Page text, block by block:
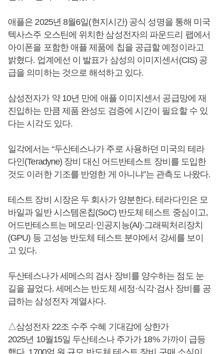
애플은 2025년 8월6일(현지시간) 공식 성명을 통해 미국
텍사스주 오스틴에 위치한 삼성전자의 파운드리 팹에서
아이폰을 포함한 애플 제품에 칩을 공급할 예정이라고
밝혔다. 업계에선 이 발표가 삼성의 이미지센서(CIS) 공
급을 의미하는 것으로 해석하고 있다.
삼성전자가 약 10년 만에 애플 이미지센서 공급망에 재
진입하는 만큼 제품 완성도 검증에 시간이 필요할 수 있
다는 시각도 있다.
일각에서는 “두산테스나가 주로 사용하던 미국의 테라
다인(Teradyne) 장비 대신 어드반테스트 장비를 도입한
것도 이러한 기조를 반영한 게 아니냐”는 관측도 나왔다.
테스트 장비 시장은 두 회사가 양분한다. 테라다인은 모
바일과 일반 시스템온칩(SoC) 반도체 테스트 중심이고,
어드반테스트는 메모리·인공지능(AI)·그래픽처리장치
(GPU) 등 고성능 반도체 테스트 분야에서 강세를 보이
고 있다.
두산테스나가 세메스의 검사 장비를 양수하는 점도 눈
길을 끌었다. 세메스는 반도체 세정·식각·검사 장비를 공
급하는 삼성전자 계열사다.
△삼성전자 22조 수주 수혜 기대감에 상한가
2025년 10월15일 두산테스나 주가가 18% 가까이 급등
했다. 1700억 원 규모 반도체 테스트 장비 구매 소식이